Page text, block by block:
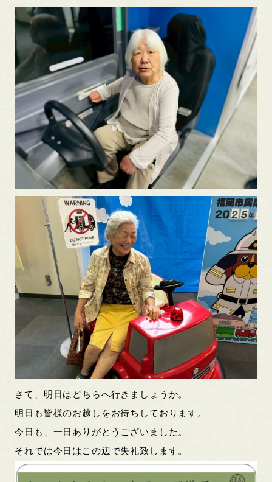
さて、明日はどちらへ行きましょうか。
明日も皆様のお越しをお待ちしております。
今日も、一日ありがとうございました。
それでは今日はこの辺で失礼致します。